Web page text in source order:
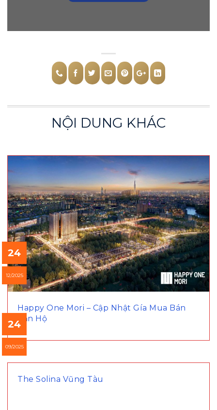
NỘI DUNG KHÁC
24
12/2025
Happy One Mori – Cập Nhật Gía Mua Bán
Căn Hộ
24
09/2025
The Solina Vũng Tàu